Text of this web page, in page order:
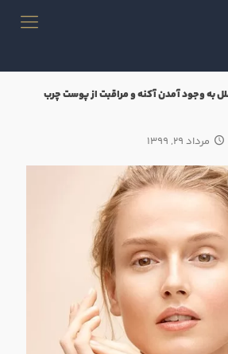
به وجود آمدن آکنه و مراقبت از پوست چرب
مرداد ۲۹, ۱۳۹۹